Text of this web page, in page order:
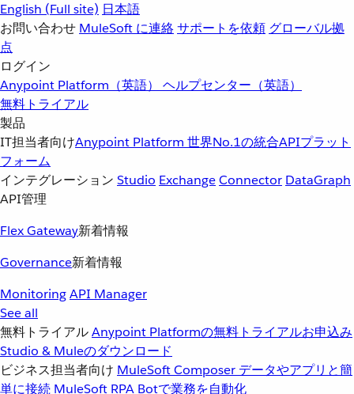
English (Full site) 日本語
お問い合わせ MuleSoft に連絡サポートを依頼 グローバル拠
点
ログイン
Anypoint Platform（英語） ヘルプセンター（英語）
無料トライアル
製品
IT担当者向けAnypoint Platform 世界No.1の統合APIプラット
フォーム
インテグレーション Studio ExchangeConnector DataGraph
API管理
Flex Gateway新着情報
Governance新着情報
MonitoringAPI Manager
See all
無料トライアルAnypoint Platformの無料トライアルお申込み
Studio & Muleのダウンロード
ビジネス担当者向け MuleSoft Composer データやアプリと簡
単に接続 MuleSoft RPA Botで業務を自動化